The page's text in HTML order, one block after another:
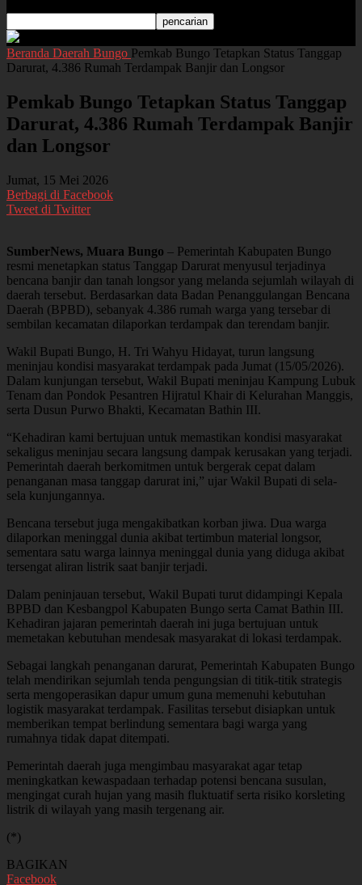
Beranda Daerah Bungo Pemkab Bungo Tetapkan Status Tanggap
Darurat, 4.386 Rumah Terdampak Banjir dan Longsor
Pemkab Bungo Tetapkan Status Tanggap
Darurat, 4.386 Rumah Terdampak Banjir
dan Longsor
Jumat, 15 Mei 2026
Berbagi di Facebook
Tweet di Twitter
SumberNews, Muara Bungo – Pemerintah Kabupaten Bungo
resmi menetapkan status Tanggap Darurat menyusul terjadinya
bencana banjir dan tanah longsor yang melanda sejumlah wilayah di
daerah tersebut. Berdasarkan data Badan Penanggulangan Bencana
Daerah (BPBD), sebanyak 4.386 rumah warga yang tersebar di
sembilan kecamatan dilaporkan terdampak dan terendam banjir.
Wakil Bupati Bungo, H. Tri Wahyu Hidayat, turun langsung
meninjau kondisi masyarakat terdampak pada Jumat (15/05/2026).
Dalam kunjungan tersebut, Wakil Bupati meninjau Kampung Lubuk
Tenam dan Pondok Pesantren Hijratul Khair di Kelurahan Manggis,
serta Dusun Purwo Bhakti, Kecamatan Bathin III.
“Kehadiran kami bertujuan untuk memastikan kondisi masyarakat
sekaligus meninjau secara langsung dampak kerusakan yang terjadi.
Pemerintah daerah berkomitmen untuk bergerak cepat dalam
penanganan masa tanggap darurat ini,” ujar Wakil Bupati di sela-
sela kunjungannya.
Bencana tersebut juga mengakibatkan korban jiwa. Dua warga
dilaporkan meninggal dunia akibat tertimbun material longsor,
sementara satu warga lainnya meninggal dunia yang diduga akibat
tersengat aliran listrik saat banjir terjadi.
Dalam peninjauan tersebut, Wakil Bupati turut didampingi Kepala
BPBD dan Kesbangpol Kabupaten Bungo serta Camat Bathin III.
Kehadiran jajaran pemerintah daerah ini juga bertujuan untuk
memetakan kebutuhan mendesak masyarakat di lokasi terdampak.
Sebagai langkah penanganan darurat, Pemerintah Kabupaten Bungo
telah mendirikan sejumlah tenda pengungsian di titik-titik strategis
serta mengoperasikan dapur umum guna memenuhi kebutuhan
logistik masyarakat terdampak. Fasilitas tersebut disiapkan untuk
memberikan tempat berlindung sementara bagi warga yang
rumahnya tidak dapat ditempati.
Pemerintah daerah juga mengimbau masyarakat agar tetap
meningkatkan kewaspadaan terhadap potensi bencana susulan,
mengingat curah hujan yang masih fluktuatif serta risiko korsleting
listrik di wilayah yang masih tergenang air.
(*)
BAGIKAN
Facebook